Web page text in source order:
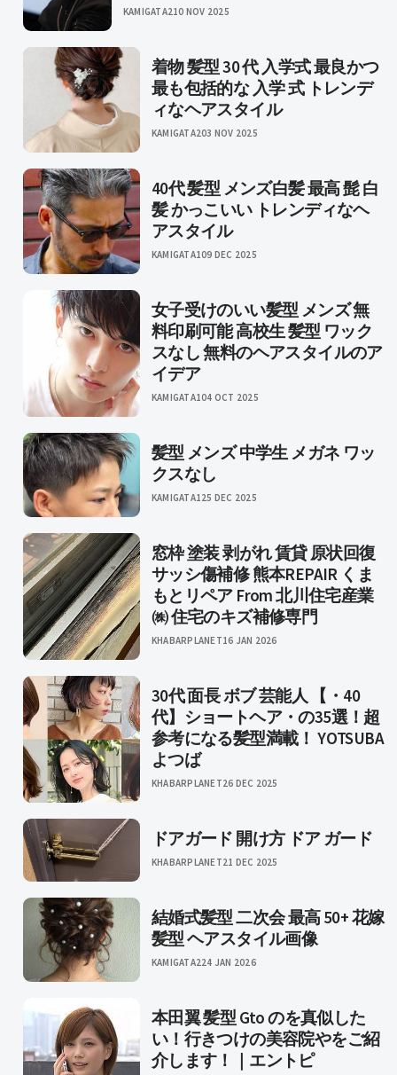
KAMIGATA210 NOV 2025
着物 髪型 30 代 入学式 最良かつ
最も包括的な 入学 式 トレンデ
ィなヘアスタイル
KAMIGATA203 NOV 2025
40代 髪型 メンズ白髪 最高 髭 白
髪 かっこいい トレンディなヘ
アスタイル
KAMIGATA109 DEC 2025
女子受けのいい髪型 メンズ 無
料印刷可能 高校生 髪型 ワック
スなし 無料のヘアスタイルのア
イデア
KAMIGATA104 OCT 2025
髪型 メンズ 中学生 メガネ ワッ
クスなし
KAMIGATA125 DEC 2025
窓枠 塗装 剥がれ 賃貸 原状回復
サッシ傷補修 熊本REPAIR くま
もとリペア From 北川住宅産業
㈱ 住宅のキズ補修専門
KHABARPLANET16 JAN 2026
30代 面長 ボブ 芸能人 【・40
代】ショートヘア・の35選！超
参考になる髪型満載！ YOTSUBA
よつば
KHABARPLANET26 DEC 2025
ドアガード 開け方 ドア ガード
KHABARPLANET21 DEC 2025
結婚式髪型 二次会 最高 50+ 花嫁
髪型 ヘアスタイル画像
KAMIGATA224 JAN 2026
本田翼 髪型 Gto のを真似した
い！行きつけの美容院やをご紹
介します！｜エントピ